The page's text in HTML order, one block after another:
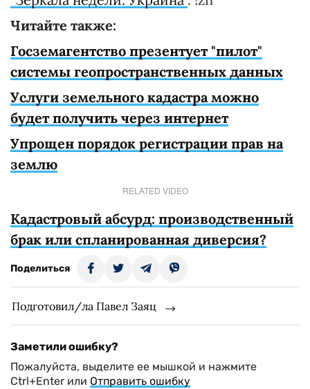
Читайте также:
Госземагентство презентует "пилот"
системы геопространственных данных
Услуги земельного кадастра можно
будет получить через интернет
Упрощен порядок регистрации прав на
землю
RELATED VIDEO
Кадастровый абсурд: производственный
брак или спланированная диверсия?
Поделиться
Подготовил/ла Павел Заяц
Заметили ошибку?
Пожалуйста, выделите ее мышкой и нажмите
Ctrl+Enter или Отправить ошибку